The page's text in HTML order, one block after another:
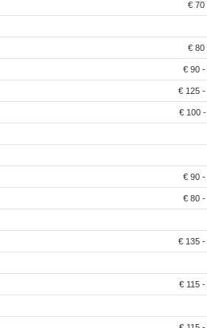
€ 70
€ 80
€ 90 -
€ 125 -
€ 100
€ 90 -
€ 80 -
€ 135 -
€ 115